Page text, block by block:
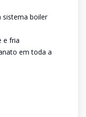
sistema boiler
e fria
em toda a